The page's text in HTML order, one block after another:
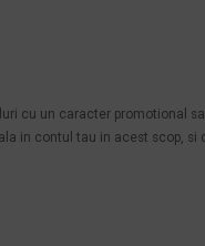
cu un caracter promotional
in contul tau in acest scop, si